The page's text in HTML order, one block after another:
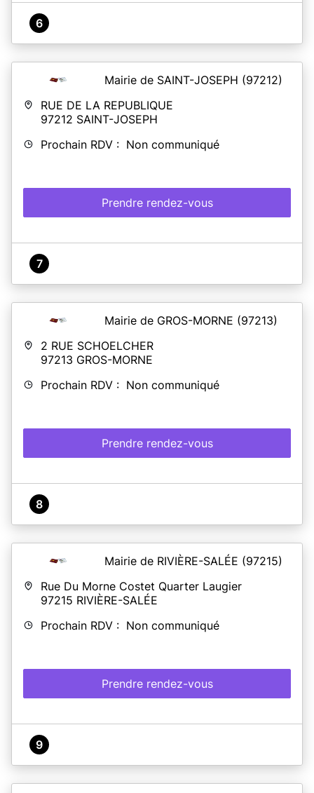
6
Mairie de SAINT-JOSEPH (97212)
RUE DE LA REPUBLIQUE
97212 SAINT-JOSEPH
Prochain RDV : Non communiqué
Prendre rendez-vous
7
Mairie de GROS-MORNE (97213)
2 RUE SCHOELCHER
97213 GROS-MORNE
Prochain RDV : Non communiqué
Prendre rendez-vous
8
Mairie de RIVIÈRE-SALÉE (97215)
Rue Du Morne Costet Quarter Laugier
97215 RIVIÈRE-SALÉE
Prochain RDV : Non communiqué
Prendre rendez-vous
9